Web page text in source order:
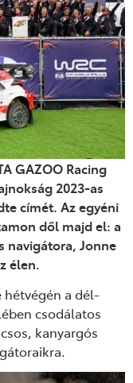
GAZOO Racing
2023-as
címét. Az egyéni
dől majd el: a
navigátora, Jonne
élen.
hétvégén a dél-
csodálatos
kanyargós